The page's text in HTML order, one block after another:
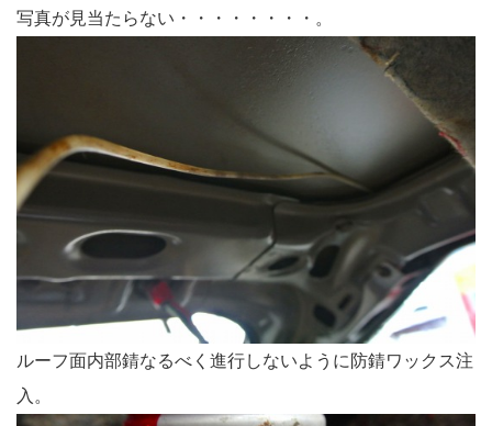
写真が見当たらない・・・・・・・・。
ルーフ面内部錆なるべく進行しないように防錆ワックス注
入。